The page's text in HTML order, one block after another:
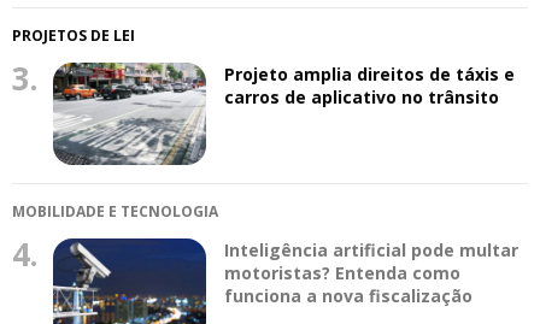
PROJETOS DE LEI
3.
Projeto amplia direitos de táxis e
carros de aplicativo no trânsito
MOBILIDADE E TECNOLOGIA
4.
Inteligência artificial pode multar
motoristas? Entenda como
funciona a nova fiscalização